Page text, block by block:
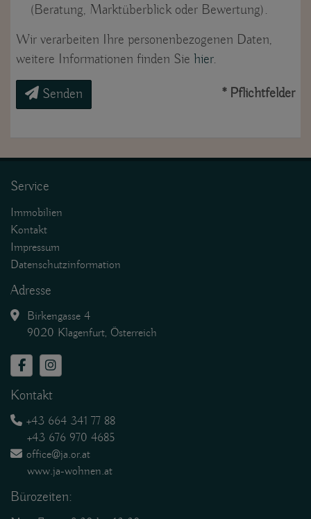
(Beratung, Marktüberblick oder Bewertung).
Wir verarbeiten Ihre personenbezogenen Daten,
weitere Informationen finden Sie hier.
Senden
* Pflichtfelder
Service
Immobilien
Kontakt
Impressum
Datenschutzinformation
Adresse
Birkengasse 4
9020 Klagenfurt, Österreich
Kontakt
+43 664 341 77 88
+43 676 970 4685
office@ja.or.at
www.ja-wohnen.at
Bürozeiten: